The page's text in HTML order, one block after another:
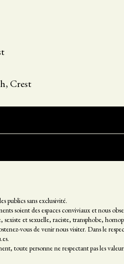
Crest
publics sans exclusivité.
soient des espaces conviviaux et nous
et sexuelle, raciste, transphobe,
vous de venir nous visiter. Dans le
toute personne ne respectant pas les